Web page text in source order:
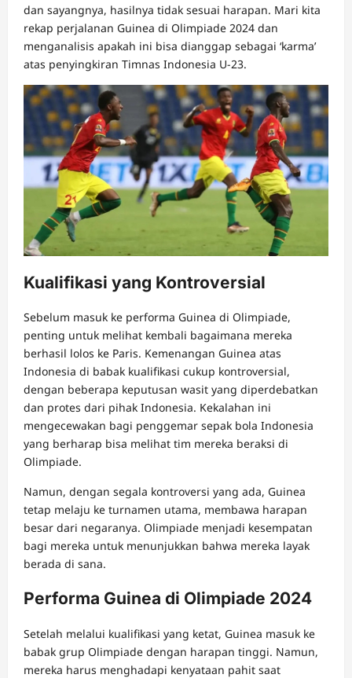
dan sayangnya, hasilnya tidak sesuai harapan. Mari kita
rekap perjalanan Guinea di Olimpiade 2024 dan
menganalisis apakah ini bisa dianggap sebagai ‘karma’
atas penyingkiran Timnas Indonesia U-23.
Kualifikasi yang Kontroversial
Sebelum masuk ke performa Guinea di Olimpiade,
penting untuk melihat kembali bagaimana mereka
berhasil lolos ke Paris. Kemenangan Guinea atas
Indonesia di babak kualifikasi cukup kontroversial,
dengan beberapa keputusan wasit yang diperdebatkan
dan protes dari pihak Indonesia. Kekalahan ini
mengecewakan bagi penggemar sepak bola Indonesia
yang berharap bisa melihat tim mereka beraksi di
Olimpiade.
Namun, dengan segala kontroversi yang ada, Guinea
tetap melaju ke turnamen utama, membawa harapan
besar dari negaranya. Olimpiade menjadi kesempatan
bagi mereka untuk menunjukkan bahwa mereka layak
berada di sana.
Performa Guinea di Olimpiade 2024
Setelah melalui kualifikasi yang ketat, Guinea masuk ke
babak grup Olimpiade dengan harapan tinggi. Namun,
mereka harus menghadapi kenyataan pahit saat